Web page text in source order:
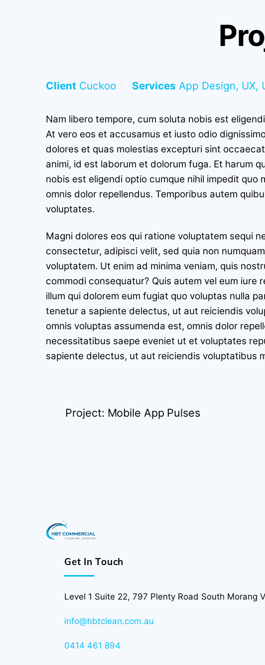
Client Cuckoo Services App Design, UX,
Nam libero tempore, cum soluta nobis est
At vero eos et accusamus et iusto odio
dolores et quas molestias excepturi sint
animi, id est laborum et dolorum fuga. Et harum
nobis est eligendi optio cumque nihil impedit
omnis dolor repellendus. Temporibus autem
voluptates.
Magni dolores eos qui ratione voluptatem sequi
consectetur, adipisci velit, sed quia non
voluptatem. Ut enim ad minima veniam, quis
commodi consequatur? Quis autem vel eum iure
illum qui dolorem eum fugiat quo voluptas nulla
tenetur a sapiente delectus, ut aut reiciendis
omnis voluptas assumenda est, omnis dolor
necessitatibus saepe eveniet ut et voluptates
sapiente delectus, ut aut reiciendis voluptatibus
Project: Mobile App Pulses
Get In Touch
Level 1 Suite 22, 797 Plenty Road South Morang
info@hbtclean.com.au
0414 461 894